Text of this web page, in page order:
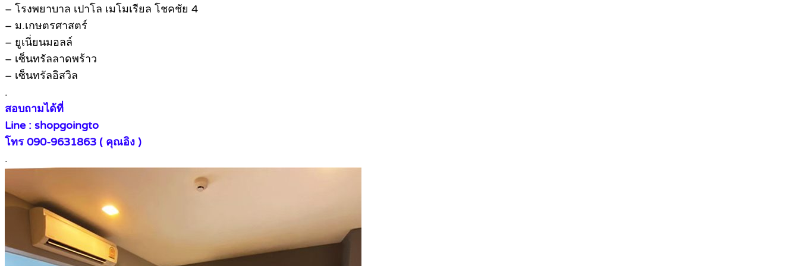
– โรงพยาบาล เปาโล เมโมเรียล โชคชัย 4
– ม.เกษตรศาสตร์
– ยูเนี่ยนมอลล์
– เซ็นทรัลลาดพร้าว
– เซ็นทรัลอิสวิล
.
สอบถามได้ที่
Line : shopgoingto
โทร 090-9631863 ( คุณอิง )
.